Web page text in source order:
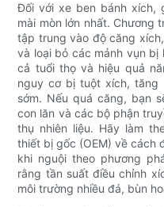
Đối với xe ben bánh xích,
mài mòn lớn nhất. Chương
tập trung vào độ căng
và loại bỏ các mảnh vụn
cả tuổi thọ và hiệu quả
nguy cơ bị tuột xích, tăng
sớm. Nếu quá căng, bạn
con lăn và các bộ phận
thụ nhiên liệu. Hãy làm
thiết bị gốc (OEM) về cách
khi nguội theo phương
rằng tần suất điều chỉnh
môi trường nhiều đá, bùn